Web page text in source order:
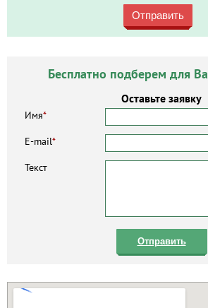
Отправить
Бесплатно подберем для
Оставьте заявку
Имя*
E-mail*
Текст
Отправить